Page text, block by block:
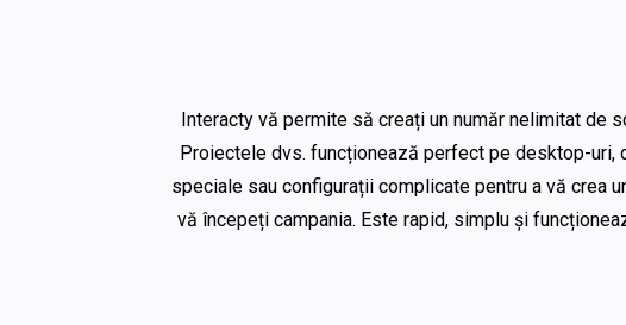
Interacty vă permite să creați un număr nelimitat de
Proiectele dvs. funcționează perfect pe desktop-uri,
speciale sau configurații complicate pentru a vă crea
vă începeți campania. Este rapid, simplu și